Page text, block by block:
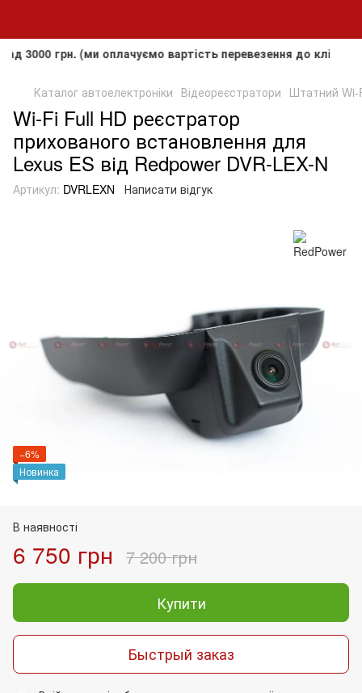
(ми оплачуємо вартість перевезення до клієнта, але
Каталог автоелектроніки Відеореєстратори Штатний Wi-
Wi-Fi Full HD реєстратор
прихованого встановлення для
Lexus ES від Redpower DVR-LEX-N
Артикул: DVRLEXN Написати відгук
−6%
Новинка
В наявності
6 750 грн 7 200 грн
Купити
Быстрый заказ